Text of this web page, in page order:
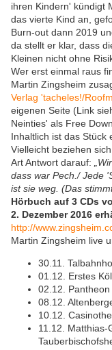
ihren Kindern' kündigt
das vierte Kind an,
Burn-out dann 2019
da stellt er klar, dass
Kleinen nicht ohne
Wer erst einmal raus
Martin Zingsheim
Verlag 'tacheles!/
eigenen Seite (Link
Neinties' als Free
Inhaltlich ist das Stück
Vielleicht beziehen
Art Antwort darauf:
dass war Pech./ Jede
ist sie weg. (Das
Hörbuch auf 3 CDs
2. Dezember 2016
http://
Martin Zingsheim live
30.11.
01.12. Erstes
02.12. Pantheon
08.12.
10.12.
11.12. Matthias-